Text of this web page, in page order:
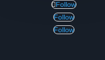
Follow
Follow
Follow